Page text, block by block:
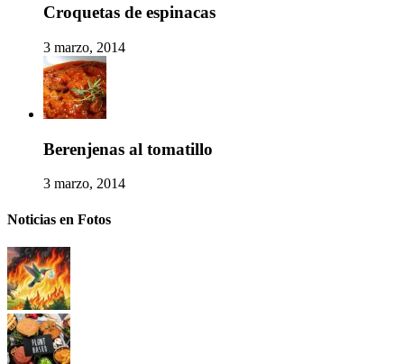
Croquetas de espinacas
3 marzo, 2014
Berenjenas al tomatillo
3 marzo, 2014
Noticias en Fotos